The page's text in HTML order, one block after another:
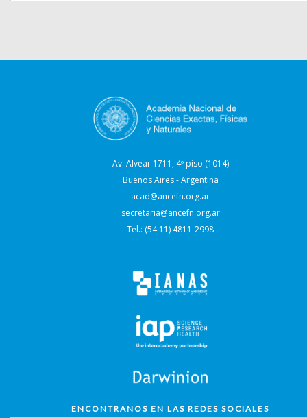
Av. Alvear 1711, 4º piso (1014)
Buenos Aires - Argentina
acad@ancefn.org.ar
secretaria@ancefn.org.ar
Tel.: (54 11) 4811-2998
ENCONTRANOS EN LAS REDES SOCIALES